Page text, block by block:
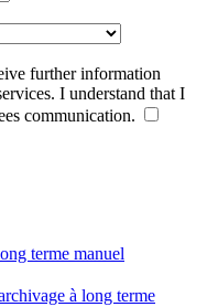
further information
I understand that I
communication.
terme manuel
à long terme